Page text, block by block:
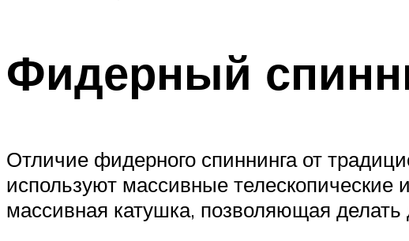
Фидерный
Отличие фидерного спиннинга от
используют массивные
массивная катушка, позволяющая